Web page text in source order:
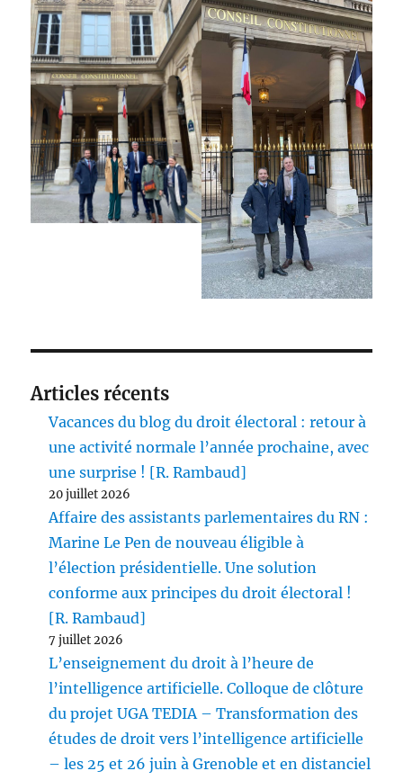
Articles récents
Vacances du blog du droit électoral : retour à
une activité normale l’année prochaine, avec
une surprise ! [R. Rambaud]
20 juillet 2026
Affaire des assistants parlementaires du RN :
Marine Le Pen de nouveau éligible à
l’élection présidentielle. Une solution
conforme aux principes du droit électoral !
[R. Rambaud]
7 juillet 2026
L’enseignement du droit à l’heure de
l’intelligence artificielle. Colloque de clôture
du projet UGA TEDIA – Transformation des
études de droit vers l’intelligence artificielle
– les 25 et 26 juin à Grenoble et en distanciel